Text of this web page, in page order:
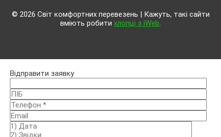
© 2026 Світ комфортних перевезень | Кажуть, такі сайти
вміють робити хлопці з iWeb.
Відправити заявку